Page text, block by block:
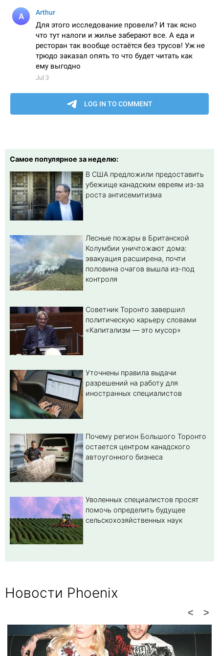
Самое популярное за неделю:
В США предложили предоставить
убежище канадским евреям из-за
роста антисемитизма
Лесные пожары в Британской
Колумбии уничтожают дома:
эвакуация расширена, почти
половина очагов вышла из-под
контроля
Советник Торонто завершил
политическую карьеру словами
«Капитализм — это мусор»
Уточнены правила выдачи
разрешений на работу для
иностранных специалистов
Почему регион Большого Торонто
остается центром канадского
автоугонного бизнеса
Уволенных специалистов просят
помочь определить будущее
сельскохозяйственных наук
Новости Phoenix
>
<